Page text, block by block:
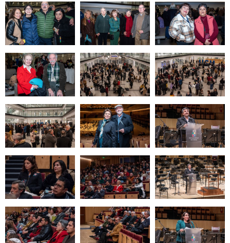
Zoom Zoom Zoom
Zoom Zoom Zoom
Zoom Zoom Zoom
Zoom Zoom Zoom
Zoom Zoom Zoom